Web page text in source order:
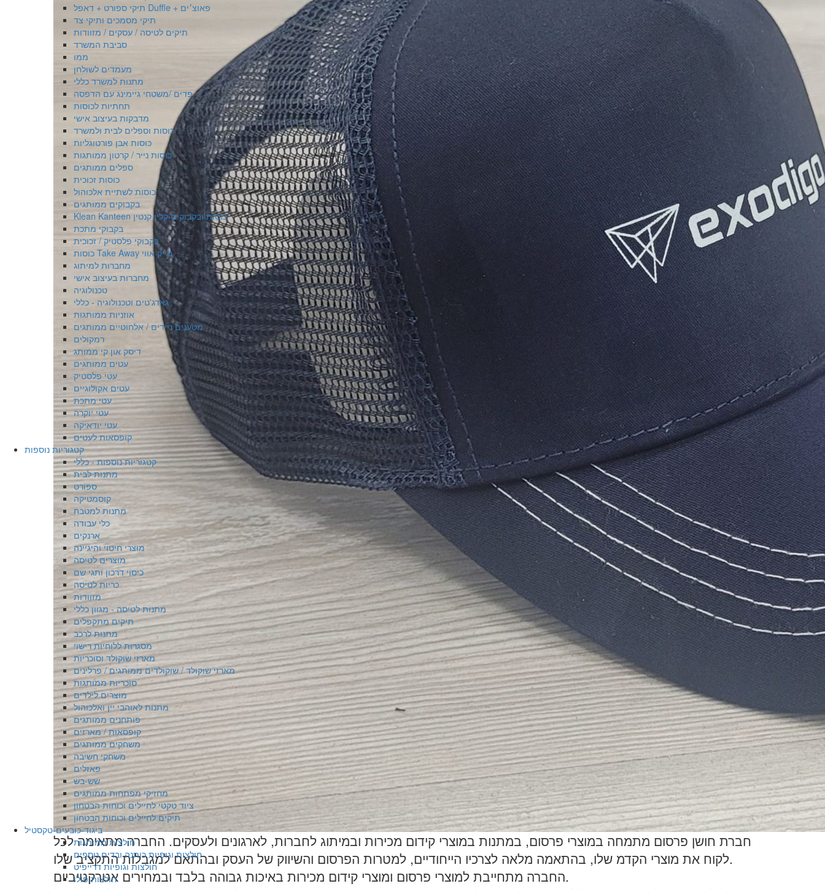
תיקי ספורט + דאפל Duffle + פאוצ׳ים
תיקי מסמכים ותיקי צד
תיקים לטיסה / עסקים / מזוודות
סביבת המשרד
ממו
מעמדים לשולחן
מתנות למשרד כללי
פדים /משטחי גיימינג עם הדפסה
תחתיות לכוסות
מדבקות בעיצוב אישי
כוסות וספלים לבית ולמשרד
כוסות אבן פורטוגליות
כוסות נייר / קרטון ממותגות
ספלים ממותגים
כוסות זכוכית
כוסות לשתיית אלכוהול
בקבוקים ממותגים
Klean Kanteen כוסות ובקבוקים קלין קנטין
בקבוקי מתכת
בקבוקי פלסטיק / זכוכית
כוסות Take Away טייק אווי
מחברות למיתוג
מחברות בעיצוב אישי
טכנולוגיה
גאדג'טים וטכנולוגיה - כללי
אוזניות ממותגות
מטענים ניידים / אלחוטיים ממותגים
רמקולים
דיסק און קי ממותג
עטים ממותגים
עטי פלסטיק
עטים אקולוגיים
עטי מתכת
עטי יוקרה
עטי יודאיקה
קופסאות לעטים
קטגוריות נוספות
קטגוריות נוספות - כללי
מתנות לבית
ספורט
קוסמטיקה
מתנות למטבח
כלי עבודה
ארנקים
מוצרי חיטוי והיגיינה
מוצרים לטיסה
כיסוי דרכון ותגי שם
כריות לטיסה
מזוודות
מתנות לטיסה - מגוון כללי
תיקים מתקפלים
מתנות לרכב
מסגרות ללוחיות רישוי
מארזי שוקולד וסוכריות
מארזי שוקולד / שוקולדים ממותגים / פרלינים
סוכריות ממותגות
מוצרים לילדים
מתנות לאוהבי יין ואלכוהול
פותחנים ממותגים
קופסאות / מארזים
משחקים ממותגים
משחקי חשיבה
פאזלים
שש-בש
מחזיקי מפתחות ממותגים
ציוד טקטי לחיילים וכוחות הבטחון
תיקים לחיילים וכוחות הבטחון
ביגוד-כובעים-טקסטיל
חולצות ממותגות
חולצות וגופיות כותנה ובדים נוספים
חולצות וגופיות דרייפיט
חולצות פולו
חברת חושן פרסום מתמחה במוצרי פרסום, במתנות במוצרי קידום מכירות ובמיתוג לחברות, לארגונים ולעסקים. החברה מתאימה לכל
לקוח את מוצרי הקדמ שלו, בהתאמה מלאה לצרכיו הייחודיים, למטרות הפרסום והשיווק של העסק ובהתאם למגבלות התקציב שלו.
החברה מתחייבת למוצרי פרסום ומוצרי קידום מכירות באיכות גבוהה בלבד ובמחירים אטרקטיביים.